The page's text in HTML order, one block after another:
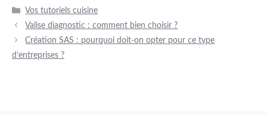
Catégories
Vos tutoriels cuisine
Valise diagnostic : comment bien choisir ?
Création SAS : pourquoi doit-on opter pour ce type
d’entreprises ?